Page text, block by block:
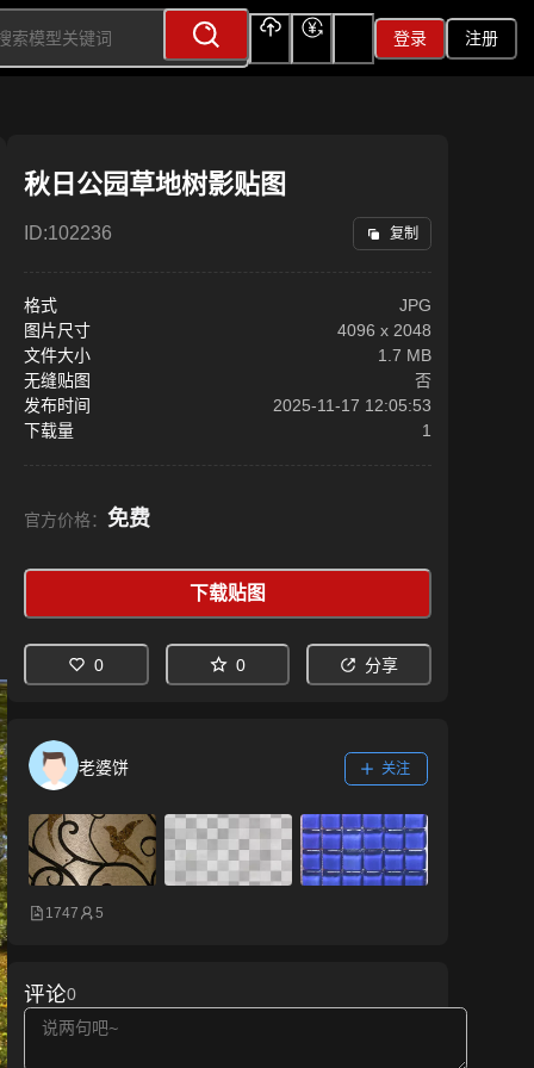
登录 注册
秋日公园草地树影贴图
ID:102236 复制
格式
JPG
图片尺寸
4096 x 2048
文件大小
1.7 MB
无缝贴图
否
发布时间
2025-11-17 12:05:53
下载量
1
官方价格： 免费
下载贴图
0 0 分享
老婆饼 关注
1747 5
评论0